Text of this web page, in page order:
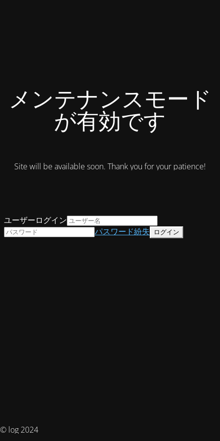
メンテナンスモード
が有効です
Site will be available soon. Thank you for your patience!
© log 2024
ユーザーログイン
パスワード紛失